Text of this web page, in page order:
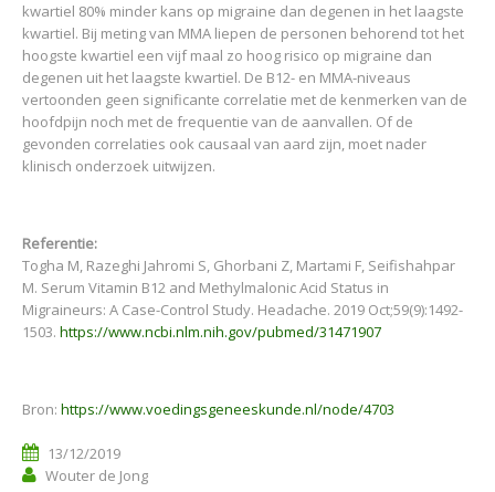
kwartiel 80% minder kans op migraine dan degenen in het laagste
kwartiel. Bij meting van MMA liepen de personen behorend tot het
hoogste kwartiel een vijf maal zo hoog risico op migraine dan
degenen uit het laagste kwartiel. De B12- en MMA-niveaus
vertoonden geen significante correlatie met de kenmerken van de
hoofdpijn noch met de frequentie van de aanvallen. Of de
gevonden correlaties ook causaal van aard zijn, moet nader
klinisch onderzoek uitwijzen.
Referentie:
Togha M, Razeghi Jahromi S, Ghorbani Z, Martami F, Seifishahpar
M. Serum Vitamin B12 and Methylmalonic Acid Status in
Migraineurs: A Case-Control Study. Headache. 2019 Oct;59(9):1492-
1503. https://www.ncbi.nlm.nih.gov/pubmed/31471907
Bron: https://www.voedingsgeneeskunde.nl/node/4703
13/12/2019
Wouter de Jong